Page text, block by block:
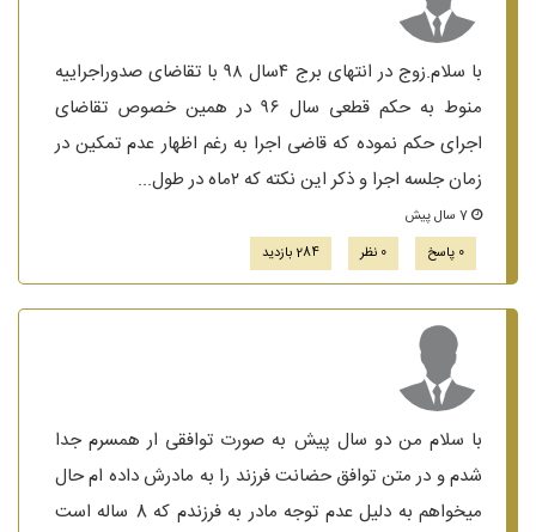
با سلام.زوج در انتهای برج ۴سال ۹۸ با تقاضای صدوراجراییه
منوط به حکم قطعی سال ۹۶ در همین خصوص تقاضای
اجرای حکم نموده که قاضی اجرا به رغم اظهار عدم تمکین در
زمان جلسه اجرا و ذکر این نکته که ۲ماه در طول...
0 پاسخ
0 نظر 284 بازدید
با سلام من دو سال پیش به صورت توافقی ار همسرم جدا
شدم و در متن توافق حضانت فرزند را به مادرش داده ام حال
میخواهم به دلیل عدم توجه مادر به فرزندم که 8 ساله است